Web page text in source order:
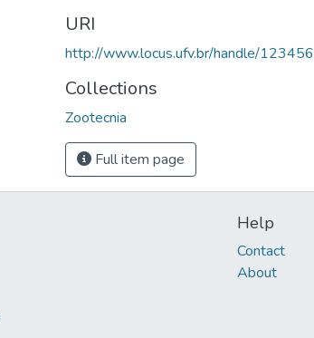
URI
http://www.locus.ufv.br/handle/
Collections
Zootecnia
Full item page
Help
Contact
About